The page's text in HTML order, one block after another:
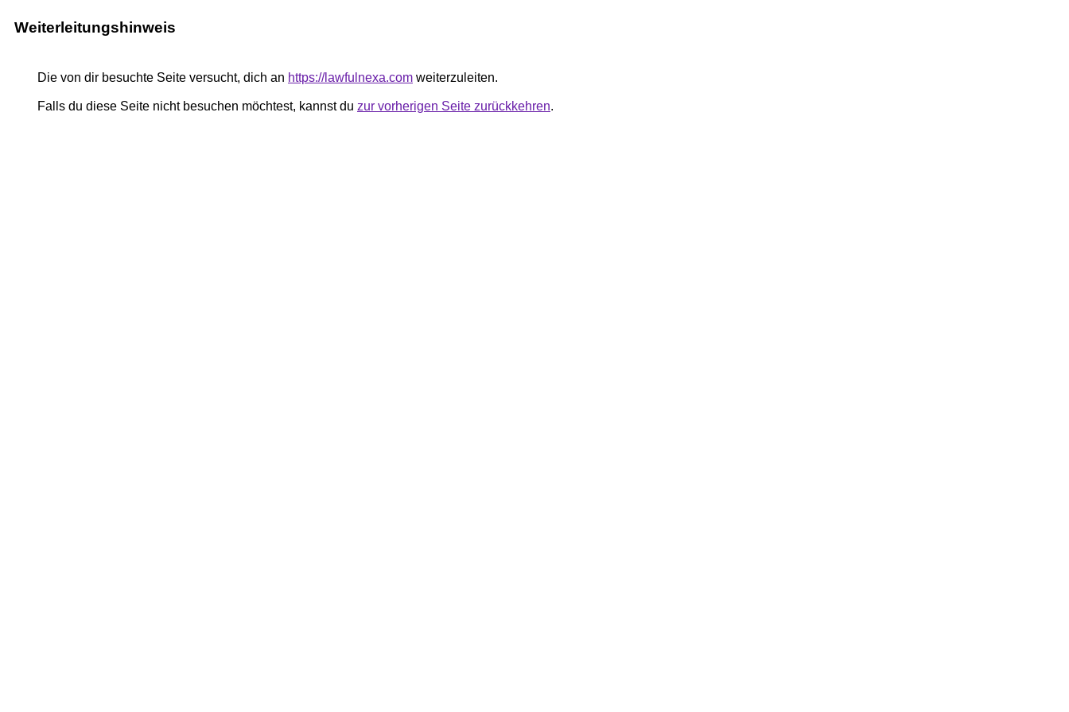
Weiterleitungshinweis
Die von dir besuchte Seite versucht, dich an https://lawfulnexa.com weiterzuleiten.
Falls du diese Seite nicht besuchen möchtest, kannst du zur vorherigen Seite zurückkehren.